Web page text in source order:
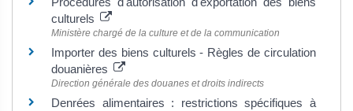
culturels
Ministère chargé de la culture et de la communication
Importer des biens culturels - Règles de circulation
douanières
Direction générale des douanes et droits indirects
Denrées alimentaires : restrictions spécifiques à